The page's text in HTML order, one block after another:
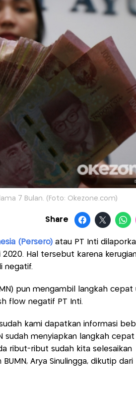
7 Bulan. (Foto: Okezone.com)
Share
(Persero) atau PT Inti
Hal tersebut karena
negatif.
pun mengambil langkah cepat
flow negatif PT Inti.
kami dapatkan informasi
sudah menyiapkan langkah cepat
ribut-ribut sudah kita selesaikan
Arya Sinulingga, dikutip dari